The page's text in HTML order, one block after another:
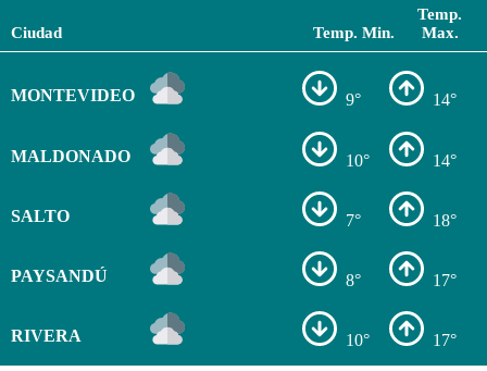
Ciudad Temp. Min.
Temp.
Max.
MONTEVIDEO 9° 14°
MALDONADO 10° 14°
SALTO 7° 18°
PAYSANDÚ 8° 17°
RIVERA 10° 17°